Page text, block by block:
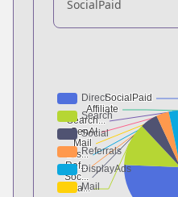
SocialPaid